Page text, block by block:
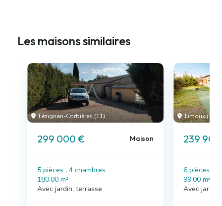
Les maisons similaires
Lézignan-Corbières (11)
299 000 € Maison
5 pièces , 4 chambres
180.00 m²
Avec jardin, terrasse
Limoux (11)
239
6 pièces , 3
99.00 m²
Avec jardin